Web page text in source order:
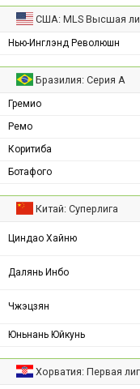
США: MLS Высшая
Нью-Инглэнд Революшн
Бразилия: Серия А
Гремио
Ремо
Коритиба
Ботафого
Китай: Суперлига
Циндао Хайню
Далянь Инбо
Чжэцзян
Юньнань Юйкунь
Хорватия: Первая